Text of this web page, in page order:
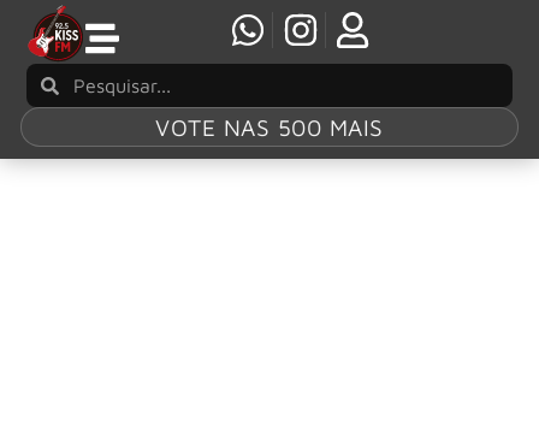
VOTE NAS 500 MAIS